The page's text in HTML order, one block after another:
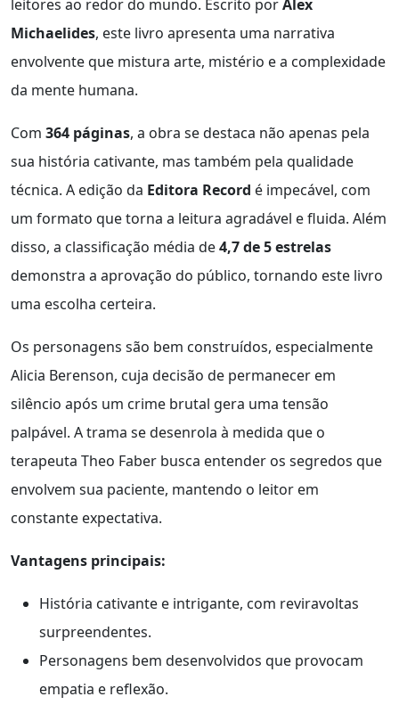
leitores ao redor do mundo. Escrito porAlex
Michaelides, este livro apresenta uma narrativa
envolvente que mistura arte, mistério e a complexidade
da mente humana.
Com 364 páginas, a obra se destaca não apenas pela
sua história cativante, mas também pela qualidade
técnica. A edição da Editora Record é impecável, com
um formato que torna a leitura agradável e fluida. Além
disso, a classificação média de4,7 de 5 estrelas
demonstra a aprovação do público, tornando este livro
uma escolha certeira.
Os personagens são bem construídos, especialmente
Alicia Berenson, cuja decisão de permanecer em
silêncio após um crime brutal gera uma tensão
palpável. A trama se desenrola à medida que o
terapeuta Theo Faber busca entender os segredos que
envolvem sua paciente, mantendo o leitor em
constante expectativa.
Vantagens principais:
História cativante e intrigante, com reviravoltas
surpreendentes.
Personagens bem desenvolvidos que provocam
empatia e reflexão.